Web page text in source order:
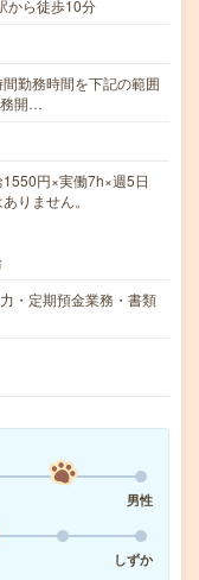
から徒歩10分
勤務時間を下記の範囲
務開…
円×実働7h×週5日
りません。
・定期預金業務・書類
男性
しずか